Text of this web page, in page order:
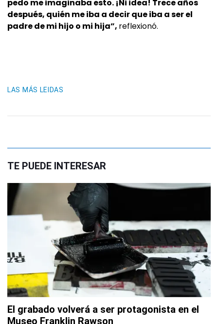
pedo me imaginaba esto. ¡Ni idea! Trece años
después, quién me iba a decir que iba a ser el
padre de mi hijo o mi hija”, reflexionó.
LAS MÁS LEIDAS
TE PUEDE INTERESAR
El grabado volverá a ser protagonista en el
Museo Franklin Rawson